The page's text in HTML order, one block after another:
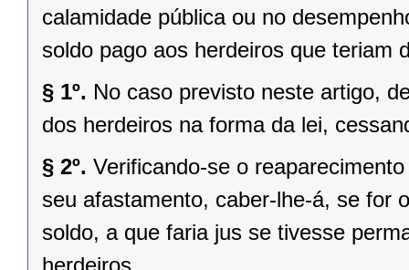
calamidade pública ou no
soldo pago aos herdeiros que teriam
§ 1º. No caso previsto neste artigo,
dos herdeiros na forma da lei,
§ 2º. Verificando-se o
seu afastamento, caber-lhe-á, se for
soldo, a que faria jus se tivesse
herdeiros.